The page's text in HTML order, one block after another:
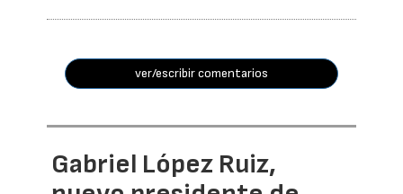
ver/escribir comentarios
Gabriel López Ruiz,